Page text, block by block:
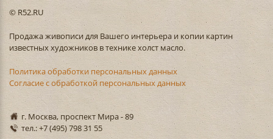
© R52.RU
Продажа живописи для Вашего интерьера и копии картин
известных художников в технике холст масло.
Политика обработки персональных данных
Согласие с обработкой персональных данных
г. Москва, проспект Мира - 89
тел.: +7 (495) 798 31 55